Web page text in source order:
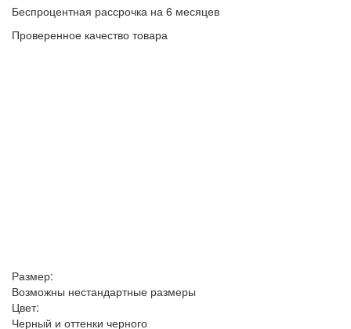
Беспроцентная рассрочка на 6 месяцев
Проверенное качество товара
Размер:
Возможны нестандартные размеры
Цвет:
Черный и оттенки черного